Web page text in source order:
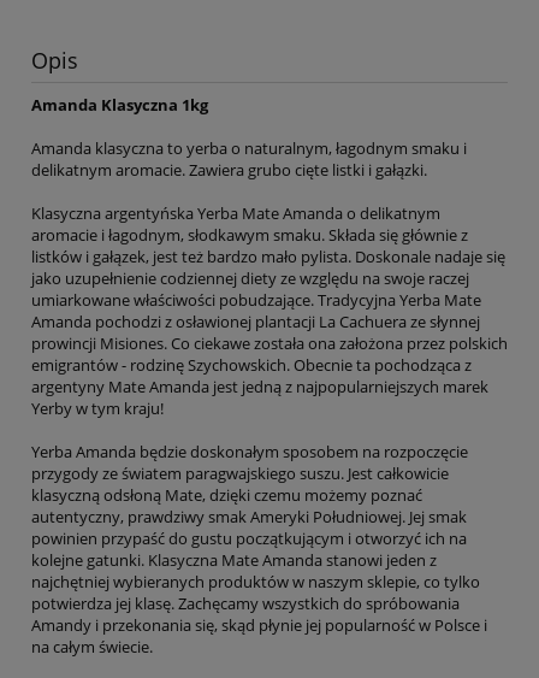
Opis
Amanda Klasyczna 1kg
Amanda klasyczna to yerba o naturalnym, łagodnym smaku i
delikatnym aromacie. Zawiera grubo cięte listki i gałązki.
Klasyczna argentyńska Yerba Mate Amanda o delikatnym
aromacie i łagodnym, słodkawym smaku. Składa się głównie z
listków i gałązek, jest też bardzo mało pylista. Doskonale nadaje się
jako uzupełnienie codziennej diety ze względu na swoje raczej
umiarkowane właściwości pobudzające. Tradycyjna Yerba Mate
Amanda pochodzi z osławionej plantacji La Cachuera ze słynnej
prowincji Misiones. Co ciekawe została ona założona przez polskich
emigrantów - rodzinę Szychowskich. Obecnie ta pochodząca z
argentyny Mate Amanda jest jedną z najpopularniejszych marek
Yerby w tym kraju!
Yerba Amanda będzie doskonałym sposobem na rozpoczęcie
przygody ze światem paragwajskiego suszu. Jest całkowicie
klasyczną odsłoną Mate, dzięki czemu możemy poznać
autentyczny, prawdziwy smak Ameryki Południowej. Jej smak
powinien przypaść do gustu początkującym i otworzyć ich na
kolejne gatunki. Klasyczna Mate Amanda stanowi jeden z
najchętniej wybieranych produktów w naszym sklepie, co tylko
potwierdza jej klasę. Zachęcamy wszystkich do spróbowania
Amandy i przekonania się, skąd płynie jej popularność w Polsce i
na całym świecie.